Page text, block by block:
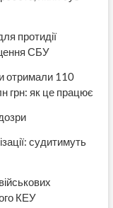
протидії
СБУ
отримали 110
грн: як це працює
судитимуть
КЕУ